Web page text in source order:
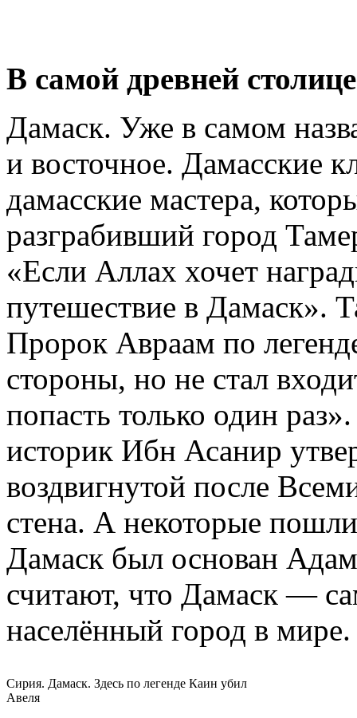
В самой древней столице
Дамаск. Уже в самом
и восточное. Дамасские
дамасские мастера,
разграбивший город
«Если Аллах хочет
путешествие в Дамаск».
Пророк Авраам по
стороны, но не стал
попасть только один
историк Ибн Асанир
воздвигнутой после
стена. А некоторые
Дамаск был основан
считают, что Дамаск —
населённый город в мире.
Сирия. Дамаск. Здесь по легенде Каин убил
Авеля